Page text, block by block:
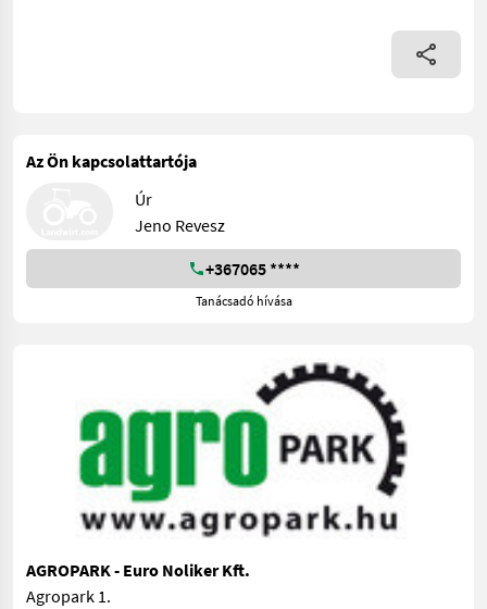
Az Ön kapcsolattartója
Úr
Jeno Revesz
+367065 ****
Tanácsadó hívása
AGROPARK - Euro Noliker Kft.
Agropark 1.